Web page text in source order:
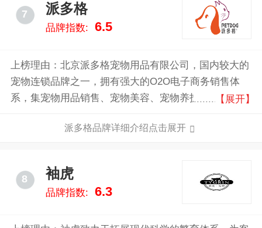
7 派多格
品牌指数: 6.5
上榜理由：北京派多格宠物用品有限公司，国内较大的
宠物连锁品牌之一，拥有强大的O2O电子商务销售体
系，集宠物用品销售、宠物美容、宠物养护、宠物训
【展开】
派多格品牌详细介绍点击展开
8 袖虎
品牌指数: 6.3